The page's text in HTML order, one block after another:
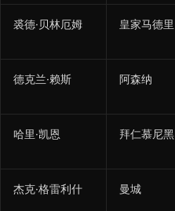
裘德·贝林厄姆 皇家马德里
德克兰·赖斯 阿森纳
哈里·凯恩 拜仁慕尼黑
杰克·格雷利什 曼城